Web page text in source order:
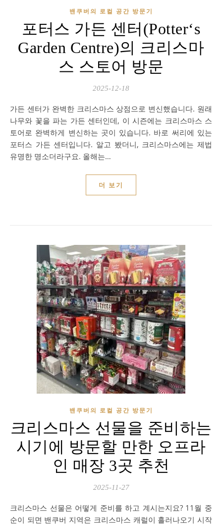
밴쿠버의 로컬 공간 방문기
포터스 가든 센터(Potter‘s
Garden Centre)의 크리스마
스 스토어 방문
2025-12-18
가든 센터가 완벽한 크리스마스 상점으로 변신했습니다. 원래
나무와 꽃을 파는 가든 센터인데, 이 시즌에는 크리스마스 스
토어로 완벽하게 변신하는 곳이 있습니다. 바로 써리에 있는
포터스 가든 센터입니다. 알고 봤더니, 크리스마스에는 제법
유명한 명소더라구요. 올해는…
더 보기
밴쿠버의 로컬 공간 방문기
크리스마스 선물을 준비하는
시기에 방문할 만한 오프라
인 매장 3곳 추천
2025-11-27
크리스마스 선물은 어떻게 준비를 하고 계시는지요? 11월 중
순이 되면 밴쿠버 지역은 크리스마스 캐럴이 흘러나오기 시작